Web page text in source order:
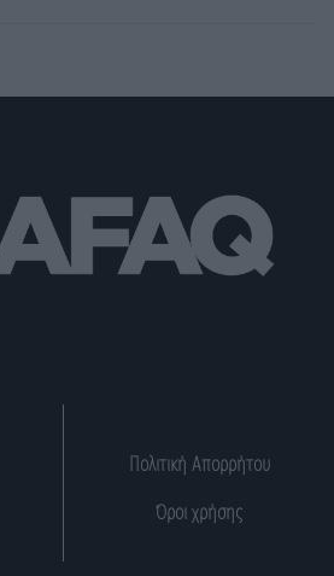
Πολιτική Απορρήτου
Όροι χρήσης